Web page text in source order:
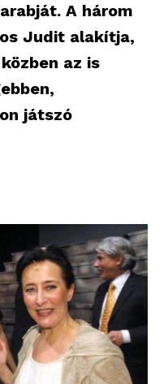
A három
Judit alakítja,
az is
játszó